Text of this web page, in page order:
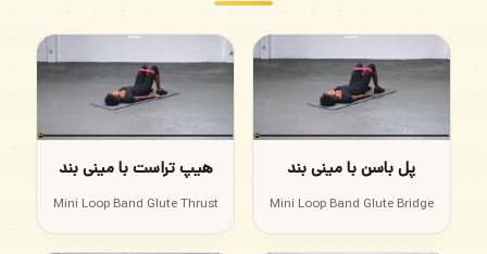
پل باسن با مینی بند
Mini Loop Band Glute Bridge
هیپ تراست با مینی بند
Mini Loop Band Glute Thrust